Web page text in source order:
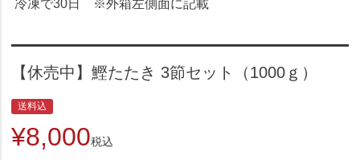
冷凍で30日 ※外箱左側面に記載
【休売中】鰹たたき 3節セット（1000ｇ）
送料込
¥8,000税込